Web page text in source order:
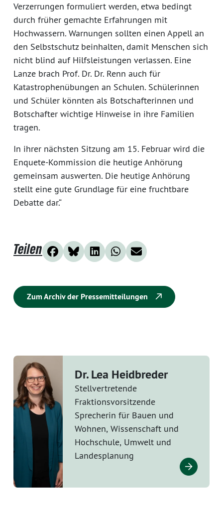
Verzerrungen formuliert werden, etwa bedingt
durch früher gemachte Erfahrungen mit
Hochwassern. Warnungen sollten einen Appell an
den Selbstschutz beinhalten, damit Menschen sich
nicht blind auf Hilfsleistungen verlassen. Eine
Lanze brach Prof. Dr. Dr. Renn auch für
Katastrophenübungen an Schulen. Schülerinnen
und Schüler könnten als Botschafterinnen und
Botschafter wichtige Hinweise in ihre Familien
tragen.
In ihrer nächsten Sitzung am 15. Februar wird die
Enquete-Kommission die heutige Anhörung
gemeinsam auswerten. Die heutige Anhörung
stellt eine gute Grundlage für eine fruchtbare
Debatte dar.“
Teilen
Zum Archiv der Pressemitteilungen
Dr. Lea Heidbreder
Stellvertretende
Fraktionsvorsitzende
Sprecherin für Bauen und
Wohnen, Wissenschaft und
Hochschule, Umwelt und
Landesplanung